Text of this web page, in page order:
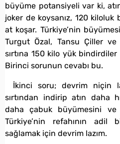
büyüme potansiyeli var ki,
joker de koysanız, 120
at koşar. Türkiye’nin
Turgut Özal, Tansu Çiller ve
sırtına 150 kilo yük
Birinci sorunun cevabı bu.
İkinci soru; devrim niçin
sırtından indirip atın daha
daha çabuk büyümesini
Türkiye’nin refahının adil
sağlamak için devrim lazım.